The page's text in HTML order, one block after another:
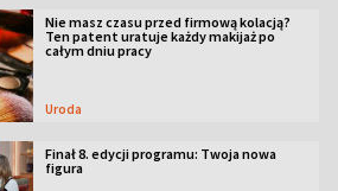
Nie masz czasu przed firmową kolacją?
Ten patent uratuje każdy makijaż po
całym dniu pracy
Uroda
Finał 8. edycji programu: Twoja nowa
figura